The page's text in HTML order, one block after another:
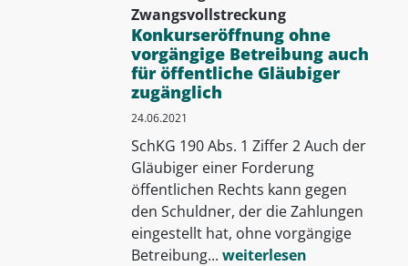
Zwangsvollstreckung
Konkurseröffnung ohne
vorgängige Betreibung auch
für öffentliche Gläubiger
zugänglich
24.06.2021
SchKG 190 Abs. 1 Ziffer 2 Auch der
Gläubiger einer Forderung
öffentlichen Rechts kann gegen
den Schuldner, der die Zahlungen
eingestellt hat, ohne vorgängige
Betreibung... weiterlesen